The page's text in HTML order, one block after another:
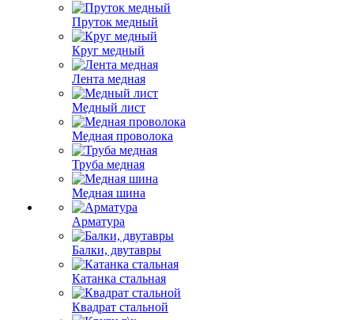
Пруток медный
Круг медный
Лента медная
Медный лист
Медная проволока
Труба медная
Медная шина
Арматура
Балки, двутавры
Катанка стальная
Квадрат стальной